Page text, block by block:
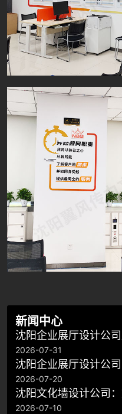
新闻中心
沈阳企业展厅设计公
2026-07-31
沈阳企业展厅设计公
2026-07-20
沈阳文化墙设计公司
2026-07-10